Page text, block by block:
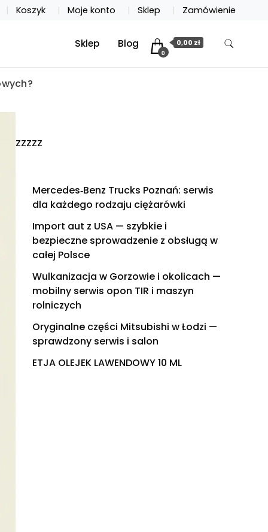
Koszyk Moje konto Sklep Zamówienie
Sklep Blog
0
0,00 zł
zzzzz
Mercedes‑Benz Trucks Poznań: serwis
dla każdego rodzaju ciężarówki
Import aut z USA — szybkie i
bezpieczne sprowadzenie z obsługą w
całej Polsce
Wulkanizacja w Gorzowie i okolicach —
mobilny serwis opon TIR i maszyn
rolniczych
Oryginalne części Mitsubishi w Łodzi —
sprawdzony serwis i salon
ETJA OLEJEK LAWENDOWY 10 ML